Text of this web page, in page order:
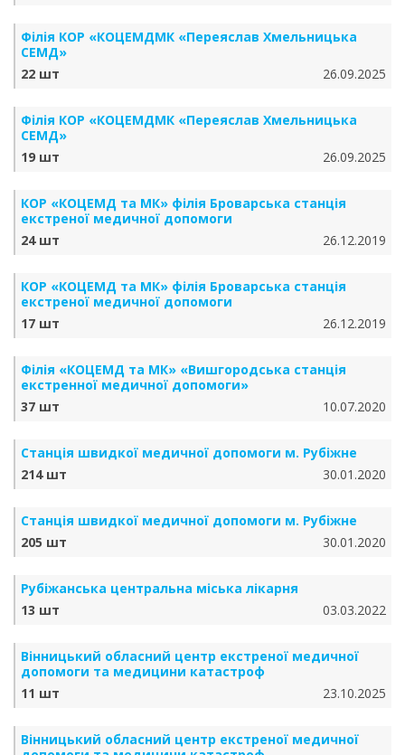
Філія КОР «КОЦЕМДМК «Переяслав Хмельницька
СЕМД»
22 шт
26.09.2025
Філія КОР «КОЦЕМДМК «Переяслав Хмельницька
СЕМД»
19 шт
26.09.2025
КОР «КОЦЕМД та МК» філія Броварська станція
екстреної медичної допомоги
24 шт
26.12.2019
КОР «КОЦЕМД та МК» філія Броварська станція
екстреної медичної допомоги
17 шт
26.12.2019
Філія «КОЦЕМД та МК» «Вишгородська станція
екстренної медичної допомоги»
37 шт
10.07.2020
Станція швидкої медичної допомоги м. Рубіжне
214 шт
30.01.2020
Станція швидкої медичної допомоги м. Рубіжне
205 шт
30.01.2020
Рубіжанська центральна міська лікарня
13 шт
03.03.2022
Вінницький обласний центр екстреної медичної
допомоги та медицини катастроф
11 шт
23.10.2025
Вінницький обласний центр екстреної медичної